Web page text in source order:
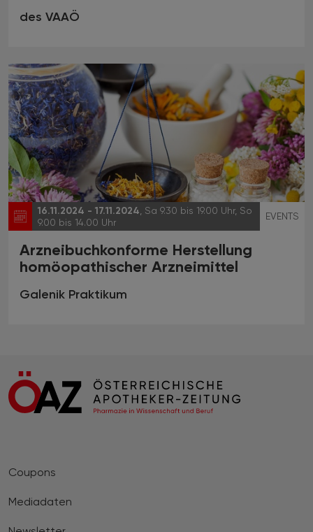
des VAAÖ
16.11.2024 - 17.11.2024 , Sa 9.30 bis 19.00 Uhr, So
9.00 bis 14.00 Uhr
EVENTS
Arzneibuchkonforme Herstellung
homöopathischer Arzneimittel
Galenik Praktikum
Coupons
Mediadaten